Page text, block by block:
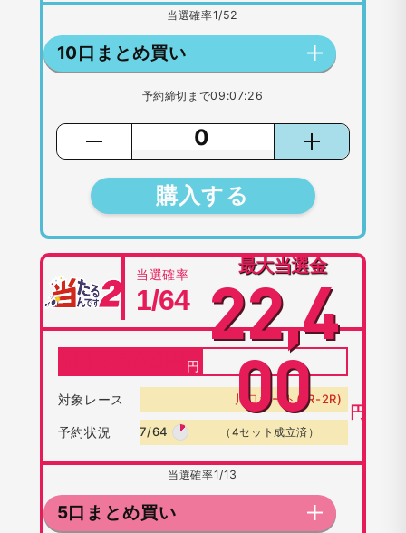
当選確率1/52
10口まとめ買い
予約締切まで09:07:26
購入する
当選確率
1/64
最大当選金
22,4
00
円
対象レース 川口オート(1R-2R)
予約状況 7/64 （4セット成立済）
当選確率1/13
5口まとめ買い